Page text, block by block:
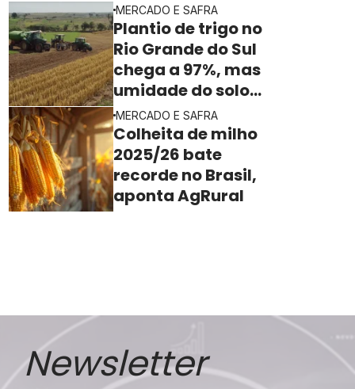
segundo o ImeaMERCADO E SAFRA
Plantio de trigo no
Rio Grande do Sul
chega a 97%, mas
umidade do solo
ainda freia o ritmo
MERCADO E SAFRA
Colheita de milho
2025/26 bate
recorde no Brasil,
aponta AgRural
Newsletter